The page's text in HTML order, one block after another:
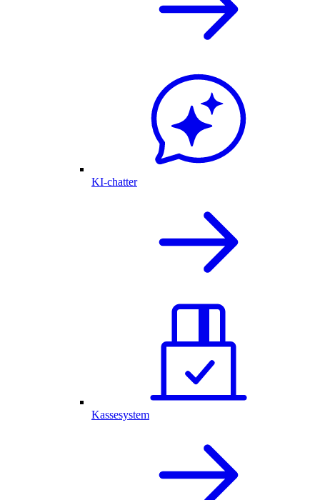
KI-chatter
Kassesystem